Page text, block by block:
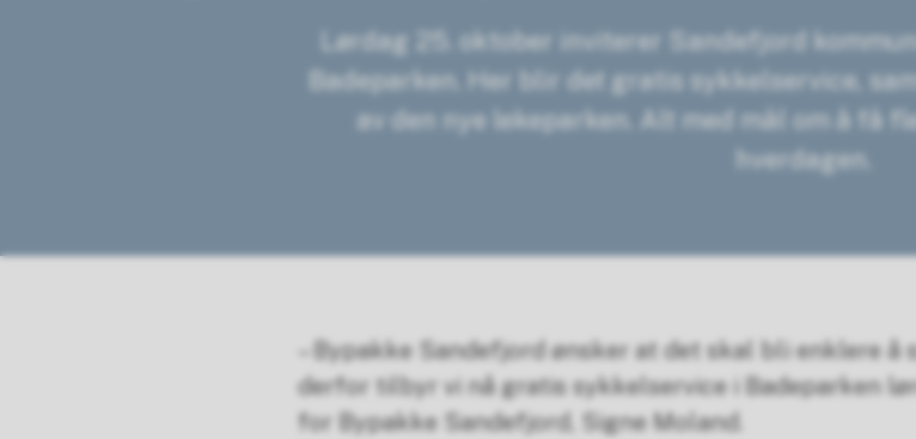
Lørdag 25. oktober inviterer Sandefjord
Badeparken. Her blir det gratis sykkelservice,
av den nye lekeparken. Alt med mål om å få
hverdagen.
– Bypakke Sandefjord ønsker at det skal bli enklere
derfor tilbyr vi nå gratis sykkelservice i Badeparken
for Bypakke Sandefjord, Signe Moland.